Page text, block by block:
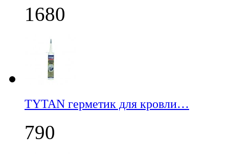
1680
TYTAN герметик для кровли…
790